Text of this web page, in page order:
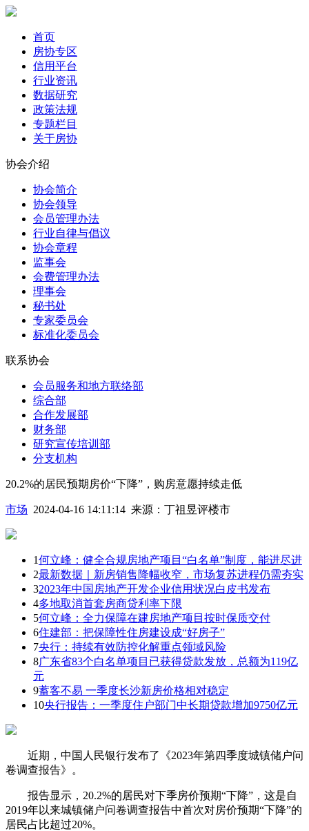
首页
房协专区
信用平台
行业资讯
数据研究
政策法规
专题栏目
关于房协
协会介绍
协会简介
协会领导
会员管理办法
行业自律与倡议
协会章程
监事会
会费管理办法
理事会
秘书处
专家委员会
标准化委员会
联系协会
会员服务和地方联络部
综合部
合作发展部
财务部
研究宣传培训部
分支机构
20.2%的居民预期房价“下降”，购房意愿持续走低
市场 2024-04-16 14:11:14 来源： 丁祖昱评楼市
1何立峰：健全合规房地产项目“白名单”制度，能进尽进
2最新数据｜新房销售降幅收窄，市场复苏进程仍需夯实
32023年中国房地产开发企业信用状况白皮书发布
4多地取消首套房商贷利率下限
5何立峰：全力保障在建房地产项目按时保质交付
6住建部：把保障性住房建设成“好房子”
7央行：持续有效防控化解重点领域风险
8广东省83个白名单项目已获得贷款发放，总额为119亿
元
9蓄客不易 一季度长沙新房价格相对稳定
10央行报告：一季度住户部门中长期贷款增加9750亿元
近期，中国人民银行发布了《2023年第四季度城镇储户问
卷调查报告》。
报告显示，20.2%的居民对下季房价预期“下降”，这是自
2019年以来城镇储户问卷调查报告中首次对房价预期“下降”的
居民占比超过20%。